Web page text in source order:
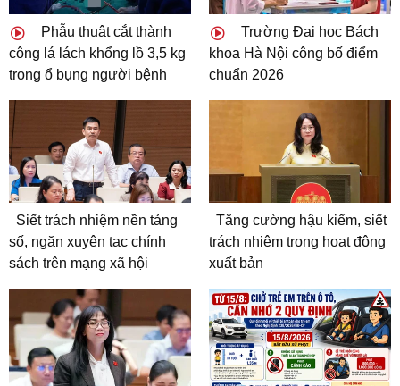
Phẫu thuật cắt thành
công lá lách khổng lồ 3,5 kg
trong ổ bụng người bệnh
Trường Đại học Bách
khoa Hà Nội công bố điểm
chuẩn 2026
Siết trách nhiệm nền tảng
số, ngăn xuyên tạc chính
sách trên mạng xã hội
Tăng cường hậu kiểm, siết
trách nhiệm trong hoạt động
xuất bản